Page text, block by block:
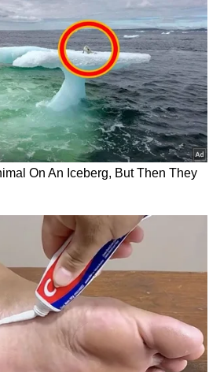
ideas in kannada) ,
News), ಹಣಕಾಸು, ಭಾರತೀಯ
ಷೇರು ಮಾರುಕಟ್ಟೆ,
ಮತ್ತು ಇತ್ತೀಚಿನ ಹಣಕಾಸಿನ
ಸುವರ್ಣ ನ್ಯೂಸ್‌ನಲ್ಲಿ ಓದಿರಿ.